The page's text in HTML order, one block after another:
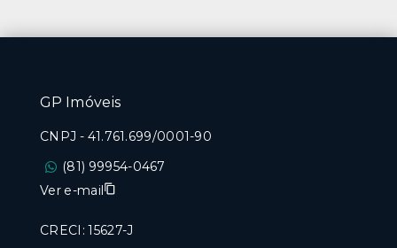
GP Imóveis
CNPJ - 41.761.699/0001-90
(81) 99954-0467
Ver e-mail
CRECI: 15627-J